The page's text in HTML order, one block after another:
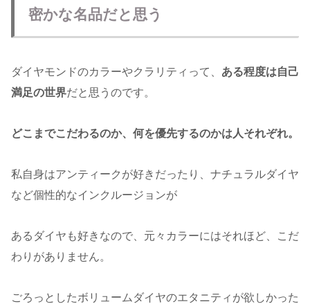
密かな名品だと思う
ダイヤモンドのカラーやクラリティって、 ある程度は自己
満足の世界だと思うのです。
どこまでこだわるのか、何を優先するのかは人それぞれ。
私自身はアンティークが好きだったり、ナチュラルダイヤ
など個性的なインクルージョンが
あるダイヤも好きなので、元々カラーにはそれほど、こだ
わりがありません。
ごろっとしたボリュームダイヤのエタニティが欲しかった